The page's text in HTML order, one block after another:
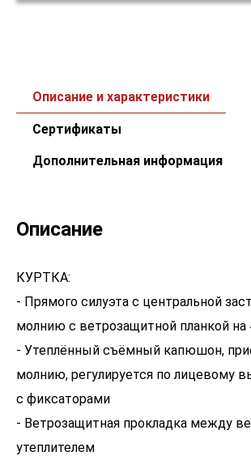
Описание и характеристики
Сертификаты
Дополнительная информация
Описание
КУРТКА:
- Прямого силуэта с центральной
молнию с ветрозащитной планкой на
- Утеплённый съёмный капюшон,
молнию, регулируется по лицевому
с фиксаторами
- Ветрозащитная прокладка между
утеплителем